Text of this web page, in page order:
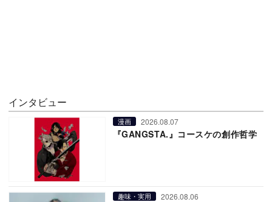
インタビュー
漫画 2026.08.07
『GANGSTA.』コースケの創作哲学
趣味・実用 2026.08.06